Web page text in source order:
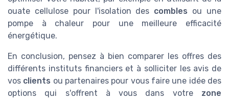
ouate cellulose pour l'isolation des combles ou une
pompe à chaleur pour une meilleure efficacité
énergétique.
En conclusion, pensez à bien comparer les offres des
différents instituts financiers et à solliciter les avis de
vos clients ou partenaires pour vous faire une idée des
options qui s'offrent à vous dans votre zone